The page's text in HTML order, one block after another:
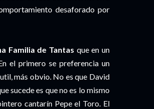
desaforado por
Familia de Tantas que en un
el primero se preferencia un
más obvio. No es que David
sucede es que no es lo mismo
cantarín Pepe el Toro. El